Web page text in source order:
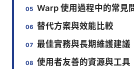
Warp 使用過程中的常見
替代方案與效能比較
最佳實務與長期維護建議
使用者友善的資源與工具